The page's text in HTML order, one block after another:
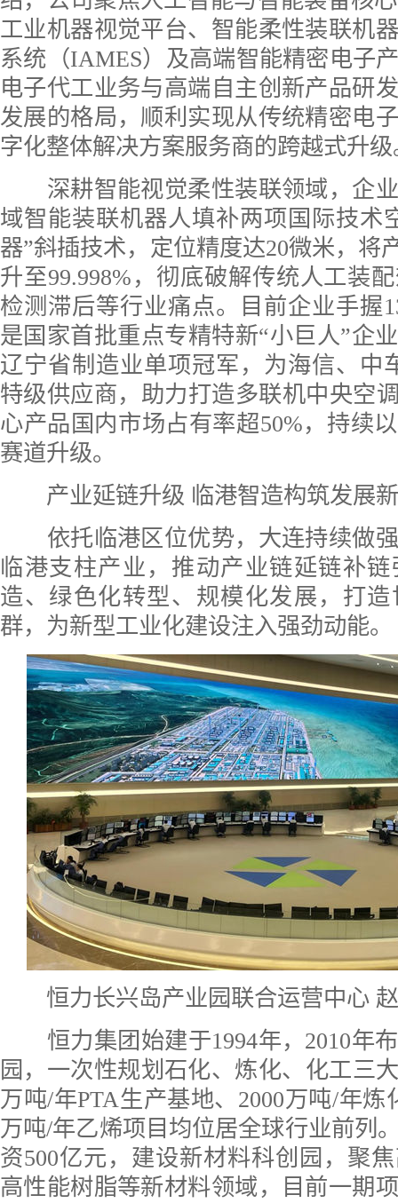
工业机器视觉平台、智能柔性装联机
系统（IAMES）及高端智能精密电子
电子代工业务与高端自主创新产品研
发展的格局，顺利实现从传统精密电
字化整体解决方案服务商的跨越式升级
深耕智能视觉柔性装联领域，企业
域智能装联机器人填补两项国际技术
器”斜插技术，定位精度达20微米，将
升至99.998%，彻底破解传统人工装
检测滞后等行业痛点。目前企业手握
是国家首批重点专精特新“小巨人”企
辽宁省制造业单项冠军，为海信、中
特级供应商，助力打造多联机中央空
心产品国内市场占有率超50%，持续
赛道升级。
产业延链升级 临港智造构筑发展
依托临港区位优势，大连持续做强
临港支柱产业，推动产业链延链补
造、绿色化转型、规模化发展，打
群，为新型工业化建设注入强劲动能。
恒力长兴岛产业园联合运营中心
恒力集团始建于1994年，2010年
园，一次性规划石化、炼化、化工三
万吨/年PTA生产基地、2000万吨/年炼
万吨/年乙烯项目均位居全球行业前列
资500亿元，建设新材料科创园，聚
高性能树脂等新材料领域，目前一期